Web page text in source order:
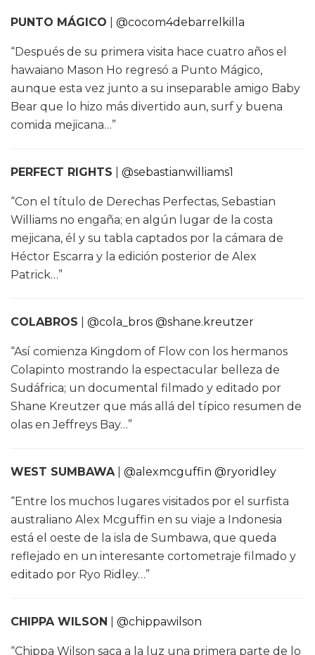
PUNTO MÁGICO @cocom4debarrelkilla
“Después de su primera visita hace cuatro años el
hawaiano Mason Ho regresó a Punto Mágico,
aunque esta vez junto a su inseparable amigo Baby
Bear que lo hizo más divertido aun, surf y buena
comida mejicana…”
PERFECT RIGHTS @sebastianwilliams1
“Con el título de Derechas Perfectas, Sebastian
Williams no engaña; en algún lugar de la costa
mejicana, él y su tabla captados por la cámara de
Héctor Escarra y la edición posterior de Alex
Patrick…”
COLABROS @cola_bros @shane.kreutzer
“Así comienza Kingdom of Flow con los hermanos
Colapinto mostrando la espectacular belleza de
Sudáfrica; un documental filmado y editado por
Shane Kreutzer que más allá del típico resumen de
olas en Jeffreys Bay…”
WEST SUMBAWA| @alexmcguffin @ryoridley
“Entre los muchos lugares visitados por el surfista
australiano Alex Mcguffin en su viaje a Indonesia
está el oeste de la isla de Sumbawa, que queda
reflejado en un interesante cortometraje filmado y
editado por Ryo Ridley…”
CHIPPA WILSON @chippawilson
“Chippa Wilson saca a la luz una primera parte de lo